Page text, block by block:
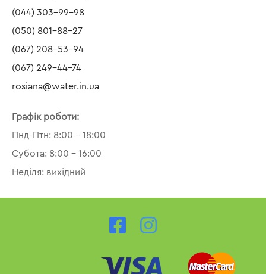
(044) 303-99-98
(050) 801-88-27
(067) 208-53-94
(067) 249-44-74
rosiana@water.in.ua
Графік роботи:
Пнд-Птн: 8:00 – 18:00
Субота: 8:00 – 16:00
Неділя: вихідний